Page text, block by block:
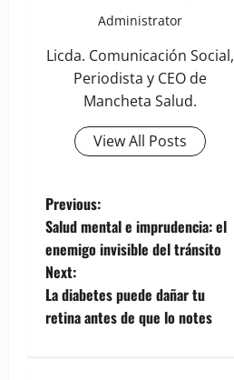
Administrator
Licda. Comunicación Social,
Periodista y CEO de
Mancheta Salud.
View All Posts
P
o
s
t
Previous:
Salud mental e imprudencia: el
enemigo invisible del tránsito
Next:
La diabetes puede dañar tu
retina antes de que lo notes